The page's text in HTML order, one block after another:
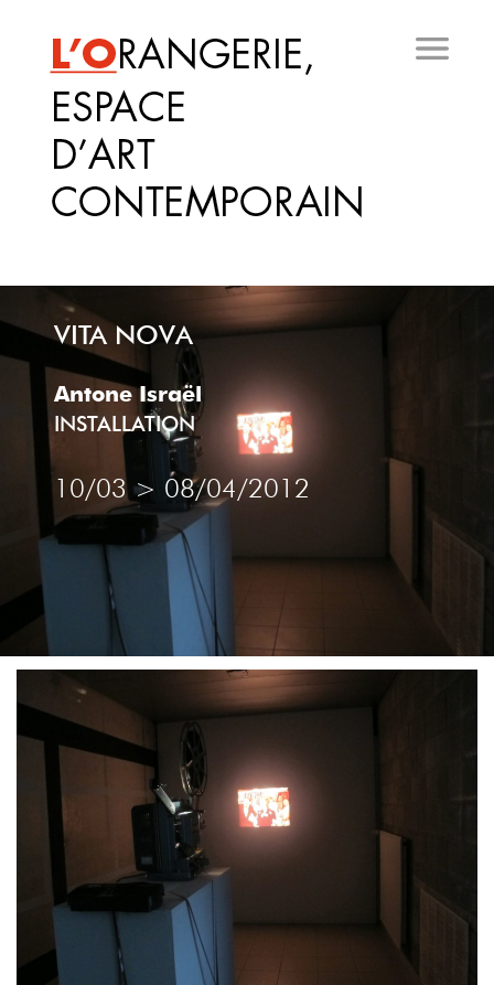
principal
VITA NOVA
Antone Israël
INSTALLATION
10/03 > 08/04/2012